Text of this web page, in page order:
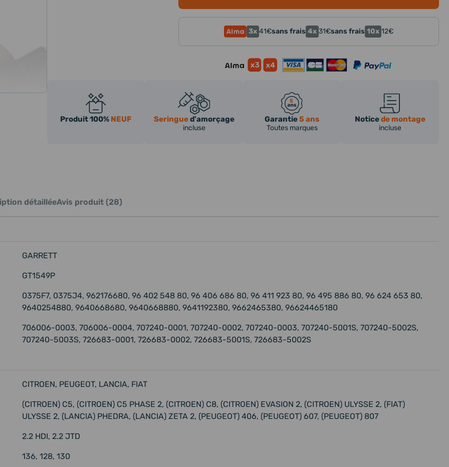
3x 41€sans frais 4x 31€sans frais 10x 12€
Produit 100% NEUF Seringued'amorçage
incluse
Garantie5 ans
Toutes marques
Noticede montage
incluse
détailléeAvis produit (28)
GARRETT
GT1549P
0375F7, 0375J4, 962176680, 96 402 548 80, 96 406 686 80, 96 411 923 80, 96 495 886 80, 96 624 653 80,
9640254880, 9640668680, 9640668880, 9641192380, 9662465380, 96624465180
706006-0003, 706006-0004, 707240-0001, 707240-0002, 707240-0003, 707240-5001S, 707240-5002S,
707240-5003S, 726683-0001, 726683-0002, 726683-5001S, 726683-5002S
CITROEN, PEUGEOT, LANCIA, FIAT
(CITROEN) C5, (CITROEN) C5 PHASE 2, (CITROEN) C8, (CITROEN) EVASION 2, (CITROEN) ULYSSE 2, (FIAT)
ULYSSE 2, (LANCIA) PHEDRA, (LANCIA) ZETA 2, (PEUGEOT) 406, (PEUGEOT) 607, (PEUGEOT) 807
2.2 HDI, 2.2 JTD
136, 128, 130